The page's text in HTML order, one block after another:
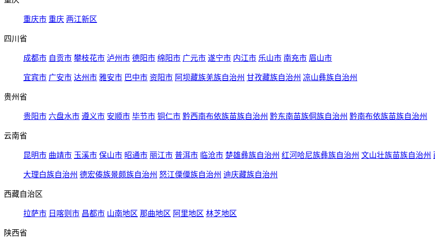
重庆市 重庆 两江新区
四川省
成都市 自贡市 攀枝花市 泸州市 德阳市 绵阳市 广元市 遂宁市 内江市 乐山市 南充市 眉山市
宜宾市 广安市 达州市 雅安市 巴中市 资阳市 阿坝藏族羌族自治州 甘孜藏族自治州 凉山彝族自治州
贵州省
贵阳市 六盘水市 遵义市 安顺市 毕节市 铜仁市 黔西南布依族苗族自治州 黔东南苗族侗族自治州 黔南布依族苗族自治州
云南省
昆明市 曲靖市 玉溪市 保山市 昭通市 丽江市 普洱市 临沧市 楚雄彝族自治州 红河哈尼族彝族自治州 文山壮族苗族自治州
大理白族自治州 德宏傣族景颇族自治州 怒江傈僳族自治州 迪庆藏族自治州
西藏自治区
拉萨市 日喀则市 昌都市 山南地区 那曲地区 阿里地区 林芝地区
陕西省